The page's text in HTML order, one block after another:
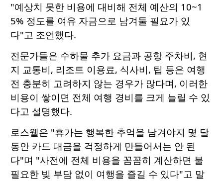
"예상치 못한 비용에 대비해 전체 예산의 10~1
5% 정도를 여유 자금으로 남겨둘 필요가 있
다"고 조언했다.
전문가들은 수하물 추가 요금과 공항 주차비, 현
지 교통비, 리조트 이용료, 식사비, 팁 등은 여행
전 충분히 고려하지 않는 경우가 많다며, 이러한
비용이 쌓이면 전체 여행 경비를 크게 늘릴 수 있
다고 설명했다.
로스웰은 "휴가는 행복한 추억을 남겨야지 몇 달
동안 카드 대금을 걱정하게 만들어서는 안 된
다"며 "사전에 전체 비용을 꼼꼼히 계산하면 불
필요한 빚 부담 없이 여행을 즐길 수 있다"고 말